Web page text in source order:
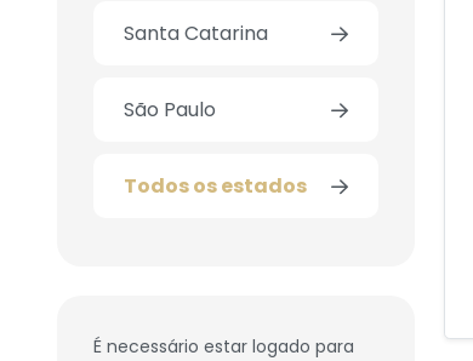
Santa Catarina
São Paulo
Todos os estados
É necessário estar logado para